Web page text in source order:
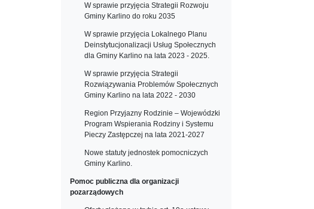
W sprawie przyjęcia Strategii Rozwoju
Gminy Karlino do roku 2035
W sprawie przyjęcia Lokalnego Planu
Deinstytucjonalizacji Usług Społecznych
dla Gminy Karlino na lata 2023 - 2025.
W sprawie przyjęcia Strategii
Rozwiązywania Problemów Społecznych
Gminy Karlino na lata 2022 - 2030
Region Przyjazny Rodzinie – Wojewódzki
Program Wspierania Rodziny i Systemu
Pieczy Zastępczej na lata 2021-2027
Nowe statuty jednostek pomocniczych
Gminy Karlino.
Pomoc publiczna dla organizacji
pozarządowych